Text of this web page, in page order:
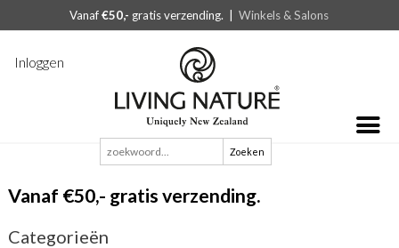
Vanaf€50,- gratis verzending. |Winkels & Salons
Inloggen
Zoeken
naar:
Vanaf €50,- gratis verzending.
Categorieën